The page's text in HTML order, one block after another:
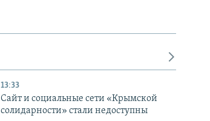
13:33
Сайт и социальные сети «Крымской
солидарности» стали недоступны